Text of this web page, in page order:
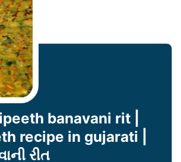
banavani rit |
recipe in gujarati |
રીત